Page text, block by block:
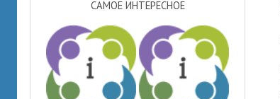
САМОЕ ИНТЕРЕСНОЕ